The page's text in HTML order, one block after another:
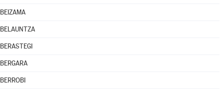
BEIZAMA
BELAUNTZA
BERASTEGI
BERGARA
BERROBI